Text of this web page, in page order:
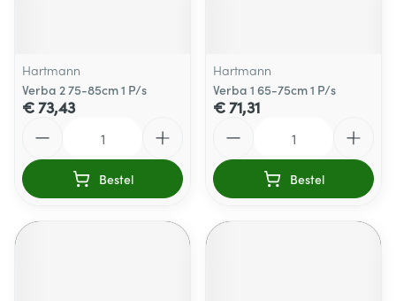
Hartmann
Verba 2 75-85cm 1 P/s
€ 73,43
Bestel
Hartmann
Verba 1 65-75cm 1 P/s
€ 71,31
Bestel